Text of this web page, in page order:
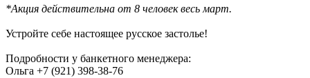
*Акция действительна от 8 человек весь март.
Устройте себе настоящее русское застолье!
Подробности у банкетного менеджера:
Ольга +7 (921) 398-38-76